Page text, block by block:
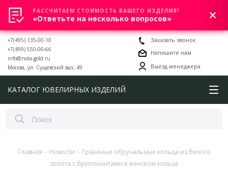
0
+7(495) 135-00-10
+7(499) 550-00-66
info@nota-gold.ru
Москва, ул. Сущевский вал, 49
Заказать звонок
Напишите нам
Выезд менеджера
КАТАЛОГ ЮВЕЛИРНЫХ ИЗДЕЛИЙ
Главная - Новости - Гранёные обручальные кольца из белого
золота с бриллиантами в женском кольце
РАССЧИТАЕМ СТОИМОСТЬ ВАШЕГО ИЗДЕЛИЯ?
«Ответьте на несколько вопросов»